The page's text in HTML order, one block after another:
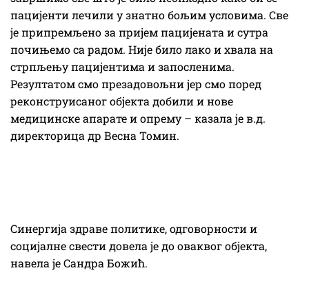
пацијенти лечили у знатно бољим условима. Све
је припремљено за пријем пацијената и сутра
почињемо са радом. Није било лако и хвала на
стрпљењу пацијентима и запосленима.
Резултатом смо презадовољни јер смо поред
реконструисаног објекта добили и нове
медицинске апарате и опрему – казала је в.д.
директорица др Весна Томин.
Синергија здраве политике, одговорности и
социјалне свести довела је до оваквог објекта,
навела је Сандра Божић.